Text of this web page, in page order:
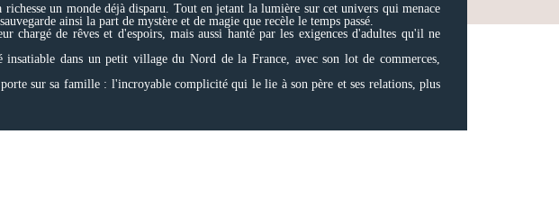
un monde déjà disparu. Tout en jetant la lumière sur cet univers qui menace
ainsi la part de mystère et de magie que recèle le temps passé.
chargé de rêves et d'espoirs, mais aussi hanté par les exigences d'adultes qu'il ne
dans un petit village du Nord de la France, avec son lot de commerces,
sur sa famille : l'incroyable complicité qui le lie à son père et ses relations, plus